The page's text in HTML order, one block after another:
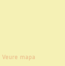
Veure mapa